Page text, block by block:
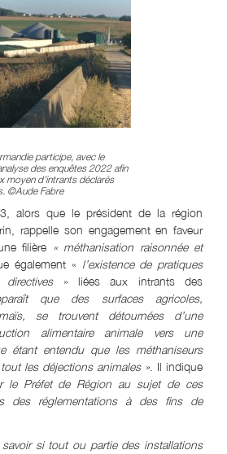
participe, avec le
des enquêtes 2022 afin
moyen d’intrants déclarés
©Aude Fabre
alors que le président de la région
rappelle son engagement en faveur
filière « méthanisation raisonnée et
également « l’existence de pratiques
» liées aux intrants des
que des surfaces agricoles,
se trouvent détournées d’une
alimentaire animale vers une
étant entendu que les méthaniseurs
les déjections animales » . Il indique
le Préfet de Région au sujet de ces
des réglementations à des fins de
si tout ou partie des installations